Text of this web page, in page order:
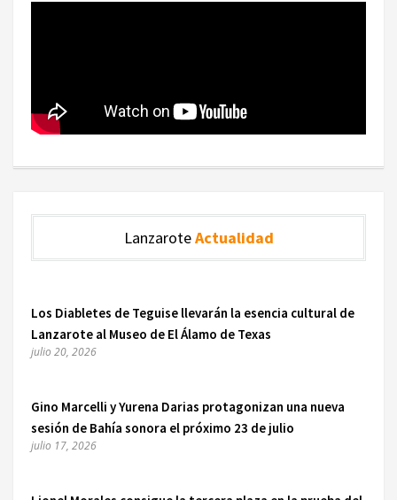
LanzaroteActualidad
Los Diabletes de Teguise llevarán la esencia cultural de
Lanzarote al Museo de El Álamo de Texas
julio 20, 2026
Gino Marcelli y Yurena Darias protagonizan una nueva
sesión de Bahía sonora el próximo 23 de julio
julio 17, 2026